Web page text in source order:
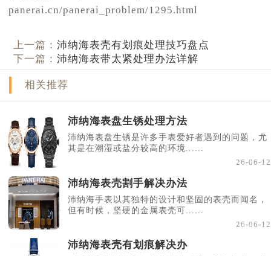
panerai.cn/panerai_problem/1295.html
上一篇：沛纳海表壳有划痕处理技巧盘点
下一篇：沛纳海表带太紧处理办法详解
相关推荐
沛纳海表盘生锈处理方法
沛纳海表盘生锈是许多手表爱好者遇到的问题，尤
其是在潮湿或盐分较高的环境......
26-06-12
沛纳海表壳割手解决办法
沛纳海手表以其独特的设计和坚固的表壳而闻名，
但有时候，坚硬的金属表壳可......
26-06-12
沛纳海表壳有划痕解决办